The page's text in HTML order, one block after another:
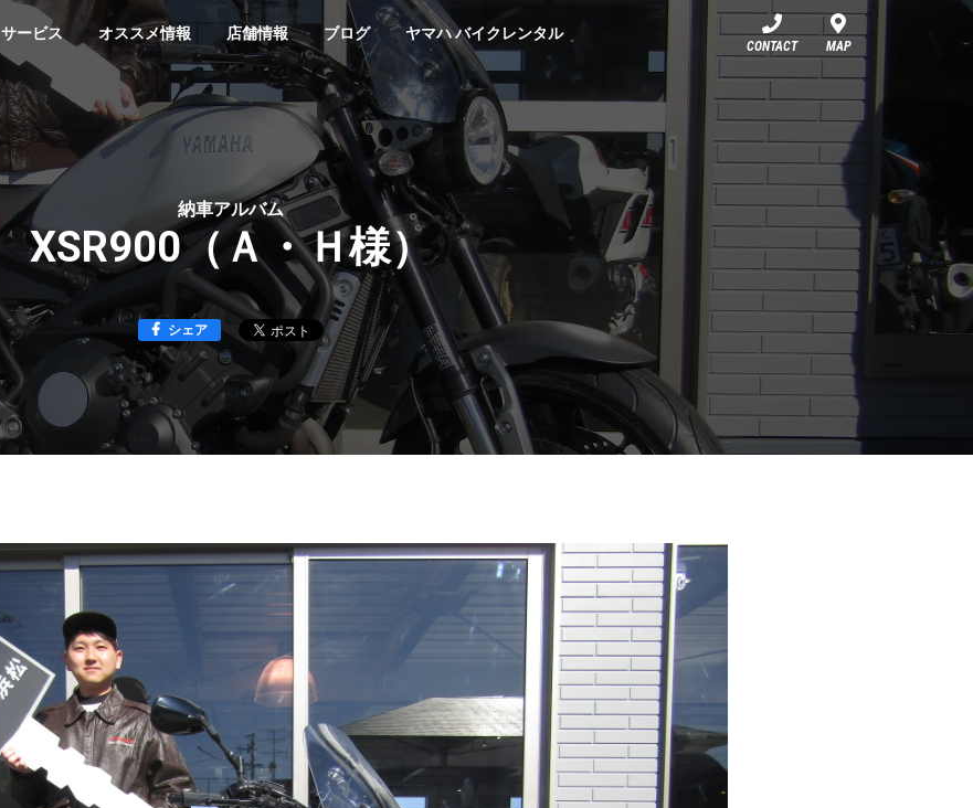
サービス オススメ情報 店舗情報 ブログ ヤマハ バイクレンタル
CONTACT MAP
納車アルバム
XSR900（Ａ・Ｈ様）
シェア